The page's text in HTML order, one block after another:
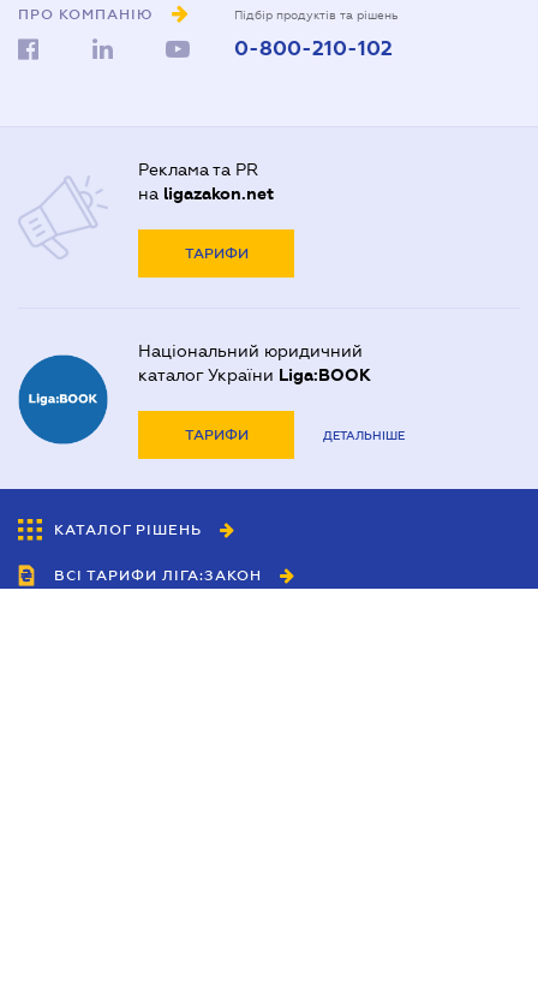
ПРО КОМПАНІЮ Підбір продуктів та рішень
0-800-210-102
Реклама та PR
на ligazakon.net
ТАРИФИ
Національний юридичний
каталог України Liga:BOOK
ТАРИФИ ДЕТАЛЬНІШЕ
КАТАЛОГ РІШЕНЬ
ВСІ ТАРИФИ ЛІГА:ЗАКОН